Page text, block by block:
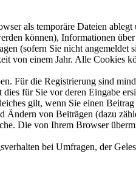
als temporäre Dateien
können), Informationen
(sofern Sie nicht angemeldet
von einem Jahr. Alle Cookies
Für die Registrierung sind
für Sie vor deren Eingabe
gilt, wenn Sie einen
von Beiträgen (dazu
Die von Ihrem Browser
bei Umfragen, der